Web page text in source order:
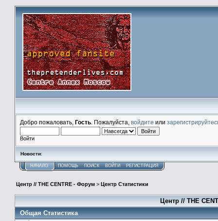
Добро пожаловать, Гость . Пожалуйста, войдите или
Войти
Новости:
НАЧАЛО ПОМОЩЬ ПОИСК ВОЙТИ РЕГИСТРАЦИЯ
Центр // THE CENTRE - Форум > Центр Статистики
Центр // THE
Общая Статистика